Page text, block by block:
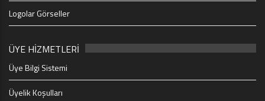
Logolar Görseller
ÜYE HİZMETLERİ
Üye Bilgi Sistemi
Üyelik Koşulları